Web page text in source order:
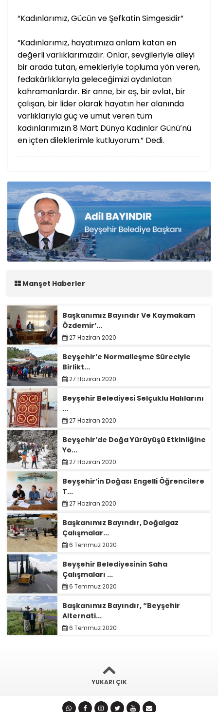
“Kadınlarımız, Gücün ve Şefkatin Simgesidir”
“Kadınlarımız, hayatımıza anlam katan en
değerli varlıklarımızdır. Onlar, sevgileriyle aileyi
bir arada tutan, emekleriyle topluma yön veren,
fedakârlıklarıyla geleceğimizi aydınlatan
kahramanlardır. Bir anne, bir eş, bir evlat, bir
çalışan, bir lider olarak hayatın her alanında
varlıklarıyla güç ve umut veren tüm
kadınlarımızın 8 Mart Dünya Kadınlar Günü’nü
en içten dileklerimle kutluyorum.” Dedi.
Manşet Haberler
Başkanımız Bayındır Ve Kaymakam
Özdemir’...
27 Haziran 2020
Beyşehir’e Normalleşme Süreciyle
Birlikt...
27 Haziran 2020
Beyşehir Belediyesi Selçuklu Halılarını
...
27 Haziran 2020
Beyşehir’de Doğa Yürüyüşü Etkinliğine
Yo...
27 Haziran 2020
Beyşehir’in Doğası Engelli Öğrencilere
T...
27 Haziran 2020
Başkanımız Bayındır, Doğalgaz
Çalışmalar...
6 Temmuz 2020
Beyşehir Belediyesinin Saha
Çalışmaları ...
6 Temmuz 2020
Başkanımız Bayındır, “Beyşehir
Alternati...
6 Temmuz 2020
YUKARI ÇIK